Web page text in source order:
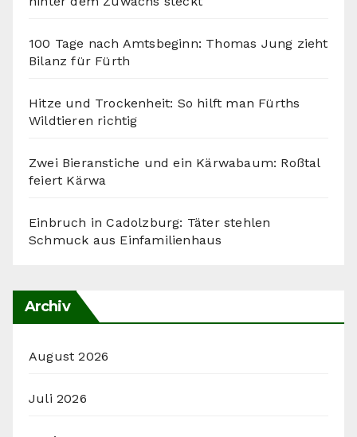
100 Tage nach Amtsbeginn: Thomas Jung zieht
Bilanz für Fürth
Hitze und Trockenheit: So hilft man Fürths
Wildtieren richtig
Zwei Bieranstiche und ein Kärwabaum: Roßtal
feiert Kärwa
Einbruch in Cadolzburg: Täter stehlen
Schmuck aus Einfamilienhaus
Archiv
August 2026
Juli 2026